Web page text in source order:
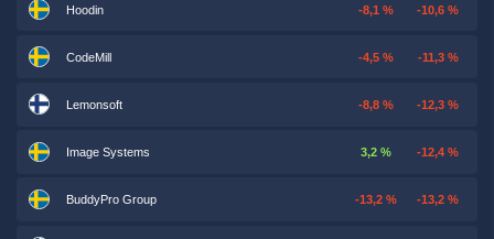
Hoodin -8,1 % -10,6 %
CodeMill -4,5 % -11,3 %
Lemonsoft -8,8 % -12,3 %
Image Systems 3,2 % -12,4 %
BuddyPro Group -13,2 % -13,2 %